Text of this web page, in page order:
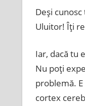
Deşi
Uluitor! Îţi
Iar, dacă tu
Nu poţi
problemă.
cortex